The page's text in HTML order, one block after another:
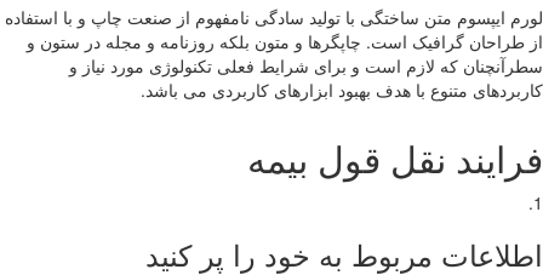
لورم ایپسوم متن ساختگی با تولید سادگی نامفهوم از صنعت چاپ و با استفاده
از طراحان گرافیک است. چاپگرها و متون بلکه روزنامه و مجله در ستون و
سطرآنچنان که لازم است و برای شرایط فعلی تکنولوژی مورد نیاز و
کاربردهای متنوع با هدف بهبود ابزارهای کاربردی می باشد.
فرایند نقل قول بیمه
1.
اطلاعات مربوط به خود را پر کنید